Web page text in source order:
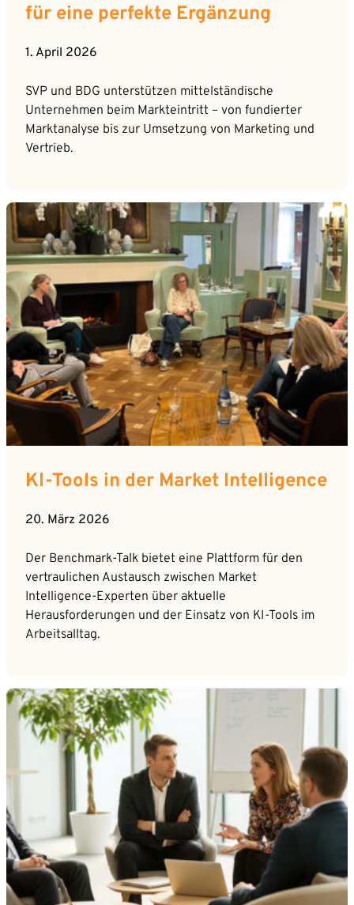
für eine perfekte Ergänzung
1. April 2026
SVP und BDG unterstützen mittelständische
Unternehmen beim Markteintritt – von fundierter
Marktanalyse bis zur Umsetzung von Marketing und
Vertrieb.
KI-Tools in der Market Intelligence
20. März 2026
Der Benchmark-Talk bietet eine Plattform für den
vertraulichen Austausch zwischen Market
Intelligence-Experten über aktuelle
Herausforderungen und der Einsatz von KI-Tools im
Arbeitsalltag.